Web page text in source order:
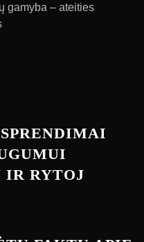
gamyba – ateities
IR RYTOJ